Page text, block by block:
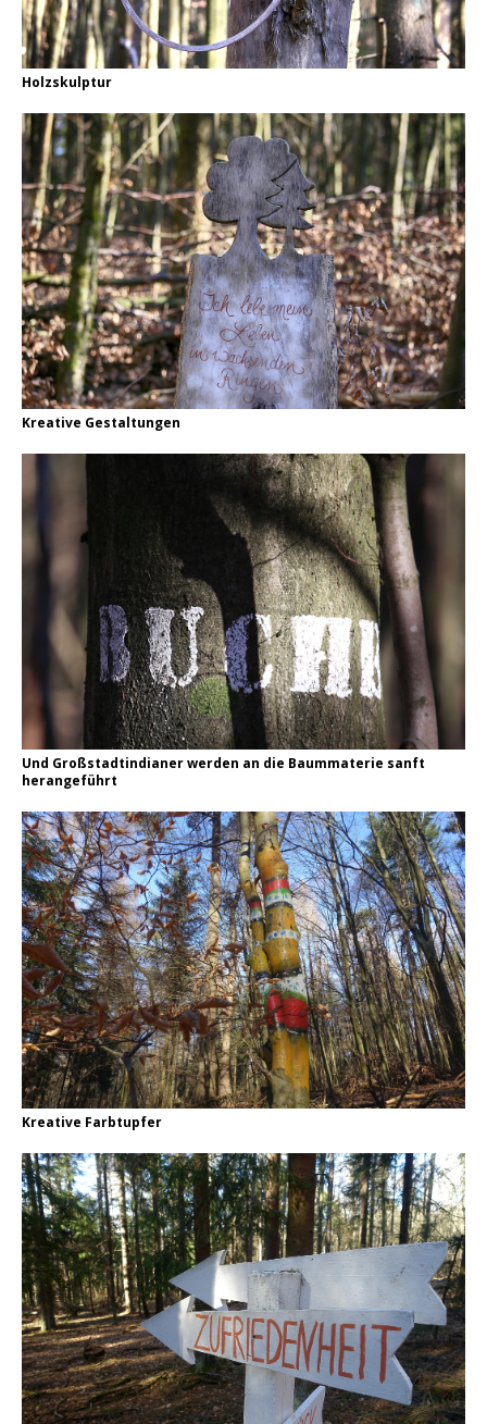
Holzskulptur
Kreative Gestaltungen
Und Großstadtindianer werden an die Baummaterie sanft
herangeführt
Kreative Farbtupfer